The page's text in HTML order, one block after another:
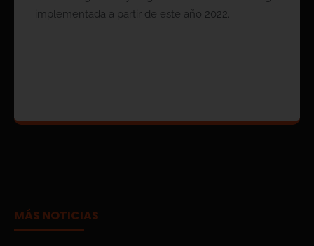
implementada a partir de este año 2022.
MÁS NOTICIAS